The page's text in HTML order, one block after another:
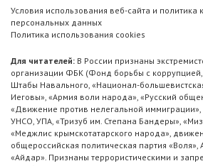
Условия использования веб-сайта и политика
персональных данных
Политика использования cookies
Для читателей: В России признаны
организации ФБК (Фонд борьбы с коррупцией,
Штабы Навального, «Национал-
Иеговы», «Армия воли народа», «Русский
«Движение против нелегальной
УНСО, УПА, «Тризуб им. Степана Бандеры»,
«Меджлис крымскотатарского народа»,
общероссийская политическая партия «Воля»,
«Айдар». Признаны террористическими и